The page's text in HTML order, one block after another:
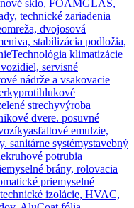
sklo, FOAMGLAS,
technické zariadenia
dvojosová
stabilizácia podložia,
Technológia klimatizácie
servisné
nádrže a vsakovacie
protihlukové
strechyvýroba
dvere. posuvné
asfaltové emulzie,
sanitárne systémystavebný
potrubia
brány, rolovacia
priemyselné
izolácie, HVAC,